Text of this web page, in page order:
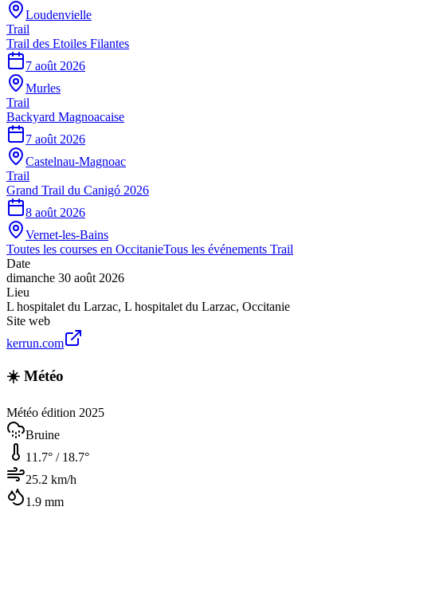
Loudenvielle
Trail
Trail des Etoiles Filantes
7 août 2026
Murles
Trail
Backyard Magnoacaise
7 août 2026
Castelnau-Magnoac
Trail
Grand Trail du Canigó 2026
8 août 2026
Vernet-les-Bains
Toutes les courses en OccitanieTous les événements Trail
Date
dimanche 30 août 2026
Lieu
L hospitalet du Larzac, L hospitalet du Larzac, Occitanie
Site web
kerrun.com
☀️ Météo
Météo édition 2025
Bruine
11.7° / 18.7°
25.2 km/h
1.9 mm